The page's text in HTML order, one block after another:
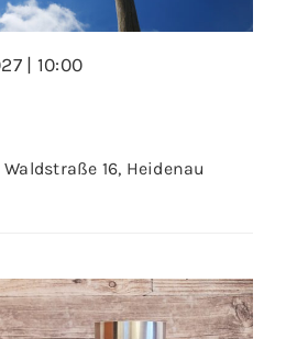
| 10:00
Waldstraße 16, Heidenau